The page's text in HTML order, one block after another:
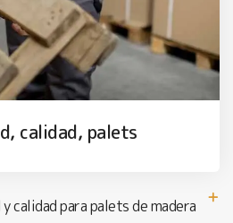
calidad, palets
calidad para palets de madera